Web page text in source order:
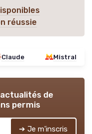
réussie
Claude Mistral
de
permis
➔ Je m'inscris